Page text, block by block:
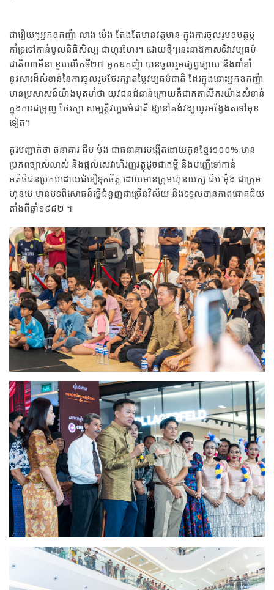
ជារឿយៗអ្នកឧកញ៉ា លាង ម៉េង តែងតែមានវត្ដមាន ក្នុងការចូលរួមឧបត្ថម្ភ
គាំទ្រទៅកាន់មូលនិធិសិល្បៈជាហូរហែរ។ ដោយថ្មីៗនេះនាឱកាសទិវាវប្បធម៌
ជាតិ០៣មីនា ខួបលើកទី២៧ អ្នកឧកញ៉ា បានចូលរួមផ្សព្វផ្សាយ និងពាំនាំ
នូវសារដ៏សំខាន់នៃការចូលរួមថែរក្សាតម្លៃវប្បធម៌ជាតិ ដែរក្នុងនោះអ្នកឧកញ៉ា
មានប្រសាសន៍យ៉ាងមុតមាំថា យុវជនជំនាន់ក្រោយគឺជាកតាលីករយ៉ាងសំខាន់
ក្នុងការជម្រុញ ថែរក្សា សម្បតិ្ដវប្បធម៌ជាតិ ឱ្យនៅគង់វង្សយូរអង្វែងតទៅមុខ
ទៀត។
គួរបញ្ជាក់ថា ធនាគារ​​ ជីប ម៉ុង​ ជាធនាគារបង្កើតដោយកូនខ្មែរ១០០% មាន
ប្រភពច្បាស់លាស់ និងផ្តល់សេវាហិរញ្ញវត្ថុដូចជាកម្ចី និងបញ្ញើទៅកាន់
អតិថិជនប្រកបដោយជំនឿទុកចិត្ត ដោយមានក្រុមហ៊ុនយក្ស ជីប ម៉ុង ជាក្រុម
ហ៊ុនមេ មានបទពិសោធន៍ធ្វើជំនួញជាច្រើនវិស័យ និងទទួលបានភាពជោគជ័យ
តាំងពីឆ្នាំ១៩៨២ ៕